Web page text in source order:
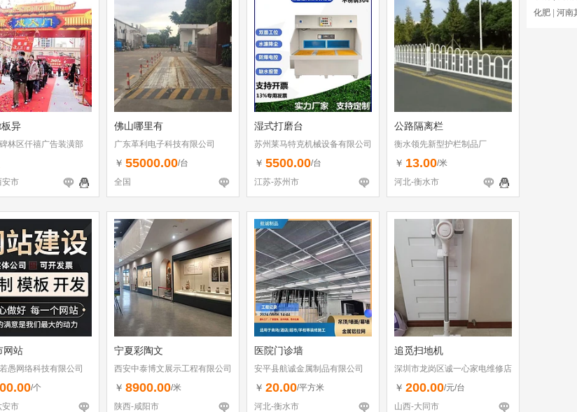
异
林区仟禧广告装潢部
安市
佛山哪里有
广东革利电子科技有限公司
￥ 55000.00/台
全国
湿式打磨台
苏州莱马特克机械设备有限公司
￥ 5500.00/台
江苏-苏州市
公路隔离栏
衡水领先新型护栏制品厂
￥ 13.00/米
河北-衡水市
网站
愚网络科技有限公司
/个
安市
宁夏彩陶文
西安中泰博文展示工程有限公司
￥ 8900.00/米
陕西-咸阳市
医院门诊墙
安平县航诚金属制品有限公司
￥ 20.00/平方米
河北-衡水市
追觅扫地机
深圳市龙岗区诚一心家电维修店
（个体工商户）
￥ 200.00/元/台
山西-大同市
化肥
河南